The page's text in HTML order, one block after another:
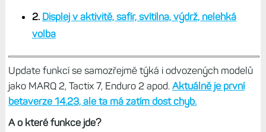
2. Displej v aktivitě, safír, svítilna, výdrž, nelehká
volba
Update funkcí se samozřejmě týká i odvozených modelů
jako MARQ 2, Tactix 7, Enduro 2 apod. Aktuálně je první
betaverze 14.23, ale ta má zatím dost chyb.
A o které funkce jde?